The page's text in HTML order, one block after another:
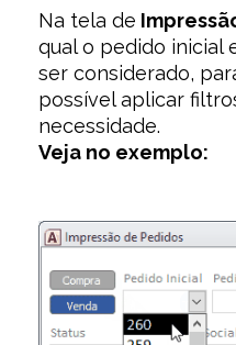
Na tela de
qual o pedido inicial
ser considerado,
possível aplicar
necessidade.
Veja no exemplo: